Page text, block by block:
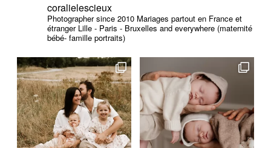
coralielescieux
Photographer since 2010 Mariages partout en France et
étranger Lille - Paris - Bruxelles and everywhere (maternité
bébé- famille portraits)